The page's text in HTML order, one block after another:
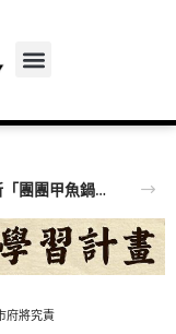
將生技精神帶入餐飲！立馬吃一鍋發表全新「團團甲魚鍋」 搶攻特色鍋物市場
府將究責